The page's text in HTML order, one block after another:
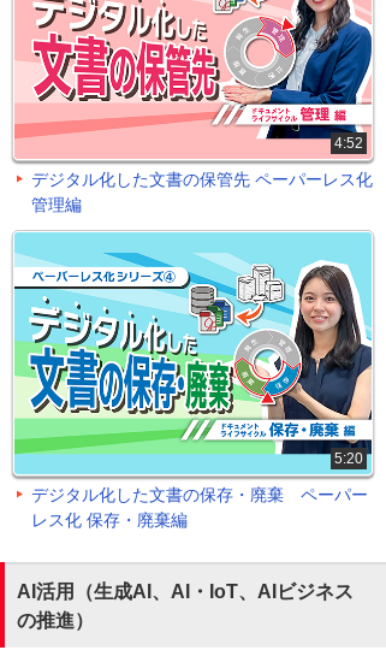
4:52
デジタル化した文書の保管先 ペーパーレス化
管理編
5:20
デジタル化した文書の保存・廃棄 ペーパー
レス化 保存・廃棄編
AI活用（生成AI、AI・IoT、AIビジネス
の推進）